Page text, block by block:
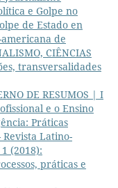
e Golpe no
de Estado en
americana de
CIÊNCIAS
transversalidades
DE RESUMOS | I
e o Ensino
Práticas
Revista Latino-
(2018):
práticas e